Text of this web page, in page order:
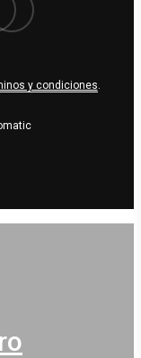
y condiciones